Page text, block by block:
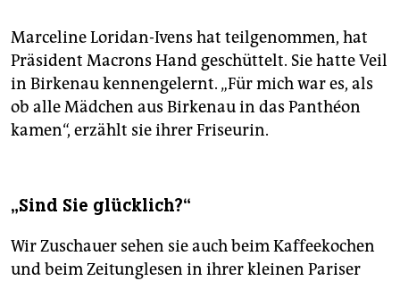
Marceline Loridan-Ivens hat teilgenommen, hat
Präsident Macrons Hand geschüttelt. Sie hatte Veil
in Birkenau kennengelernt. „Für mich war es, als
ob alle Mädchen aus Birkenau in das Panthéon
kamen“, erzählt sie ihrer Friseurin.
„Sind Sie glücklich?“
Wir Zuschauer sehen sie auch beim Kaffeekochen
und beim Zeitunglesen in ihrer kleinen Pariser